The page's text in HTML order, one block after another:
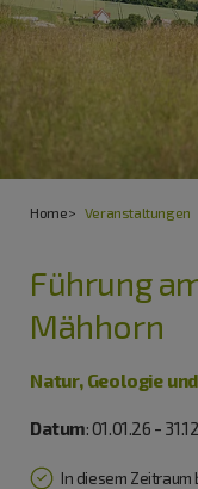
Home Veranstaltungen
Führung
Mähhorn
Natur, Geologie
Datum: 01.01.26 -
In diesem Zeitraum